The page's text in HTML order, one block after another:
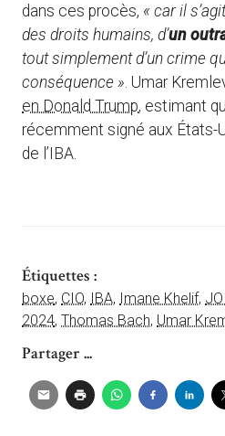
dans ces procès, « car il
des droits humains, d’un
tout simplement d’un crime
conséquence » . Umar
en Donald Trump, estimant
récemment signé aux États-
de l’IBA.
Étiquettes :
boxe, CIO, IBA, Imane Khelif,
2024, Thomas Bach, Umar
Partager ...